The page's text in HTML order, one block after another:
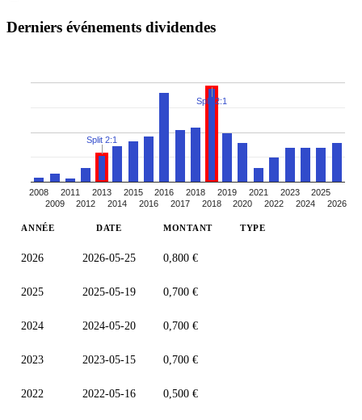
Derniers événements dividendes
2008
2009
2011
2012
2013
2014
2015
2016
2016
2017
2018
2018
2019
2020
2021
2022
2023
2024
2025
2026
Split 2:1
Split 2:1
ANNÉE DATE MONTANT TYPE
2026 2026-05-25 0,800 €
2025 2025-05-19 0,700 €
2024 2024-05-20 0,700 €
2023 2023-05-15 0,700 €
2022 2022-05-16 0,500 €